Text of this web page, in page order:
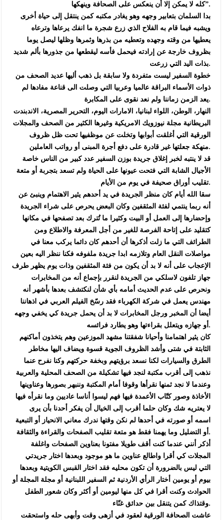
كله لا يمكن إلا أن ينعكس على الصحافة وينهكها”.
بدا السلمان بتعابير وجهه وهو يغادر مكتبه كمن ينتقل إلى حياة أخرى
ويشبه فيما قام به الفلاح الذي زرع شجرة ما انفك يرعاها وترعاه
يعطيها من وقته وجهده وتعطيه من بذرها وثمرها وظلها ليصل يوما
بظروف خارجة عن إرادته فيحمل فأسه ليقطعها من جذورها بألم شديد
بذات اليد التي زرعت.
خطوة السفير ليست متفردة ولا سابقة بل ذهب أليها عديد الصحف من
ذوات الأسماء البراقة عالميا وعربيا التي وصلت الى قناعة مفادها لم
يعد الزمن زماننا ولم نعد نقوى على المكابرة.
النهار، الوطن، اللواء لبنانيا، الامارات اليوم، التحرير المصرية، الاندبندت
البريطانية مجلة نيوزويك الامريكية وغيرها الكثير من الصحف والمجلات
الورقية التي أغلقت أبوابها وتخلت عن موظفيها تحت ظل ظروف
منهكة جعلتها غير قادرة على دفع أجرة المبنى أو رواتب العاملين.
قد لا ينتبه لخبر إغلاق جريدة بوزن السفير عدد كبير من الناس خاصة
الأجيال الشابة التي فتحت عيونها على الحياة ولم تسعد بتجربة أو متعة
تقليب أوراق صحيفة في يوم من الأيام.
سقا الله أيام كان منظر الجريدة في يد أحدهم يثير الاهتمام وينبئ عن
أنه ربما ينتمي لفئة المثقفين وكان البعض يحرص على شراء الجريدة
وإحضارها إلى العمل أو البيت وكثيرا ما تُترك بعد تصفحها في مكانها
كتقليد على إتاحة الفرصة للغير من أجل المعرفة والاطلاع ومن
الطرائف التي ما زلت أذكرها أن أحدهم كان دائما يركب معنا في
مواصلات النقل العام وتلازمه ابدا جريدة ملفوفه فكنا ننظر اليه بعين
الإعجاب على أنه لا بد أن يكون من فئة المثقفين وذات يوم يظهر طرف
جهاز تلفون لاسلكي من الجريدة لنقرر بإجماع أنه من المخابرات
ونحرص على عدم الحديث أمامه بأي شأن لنكتشف بعدها بأشهر أنه
مهندس يعمل في شركة الكهرباء فقد رسّخ الفيلم العربي في اذهاننا
أيضا أن المخبر ورجل المخابرات لا بد أن يحمل جريدة كي يخفي وجهه
أو جهازه ويتعلل بقراءتها وهو يطارد فرائسه.
كان يثير اهتمامنا وأحيانا شفقتنا مشهد الموزعين وهم يتخذون أماكنهم
الثابتة في شتى وأشد الظروف الجوية قسوة ويضاف اليها مخاطر
الطرق والسيارات لكنا نسعد برؤيتهم وبخفة حركتهم وكنا نفرح عنما
نذهب إلى أقرب مكتبة لنجد فيها تشكيلة من الصحف المحلية والعربية
وعندما لا نجد ثمنها نقرأها وقوفا أمام المكتبة وننبهر بصورها وعناوينها
الأخاذة وصور كتّاب الأعمدة فيها فهم ليسوا أناسا عاديين وما نقرأه فيها
لا يعتريه شك وكان حلما أقرب إلى الخيال أن يفكر أحدنا بأن يرى
اسمه أو صورته في أحدها لم نكن وقتها ندرك معاني الانحياز أو التبعية
أو التضليل وما يهمنا فقط هو متعة تقليب الصفحات والقراءة والثقافة.
أذكر أنني عندما كنت أقف طويلا مفتونا بعناوين الصفحات واغلفة
المجلات كي أقرا واطالع عناوين ما هو موجود وبعدها اختار جريدتي
التي ليس بالضرورة أن تكون محليه فقد اختار القبس الكويتية وبعدها
بيوم أو يومين أختار الرأي الأردنية ثم السفير اللبنانية أو مجلة المجلة أو
الحوادث وكنت أقرا في كل منها ليومين أو أكثر وكان شعور الطفل
وقتذاك كمن يتنقل بين حدائق غنّاء.
عاشت الصحافة الورقية لعقود في أزهى وقت وأبهى حله واستحقت